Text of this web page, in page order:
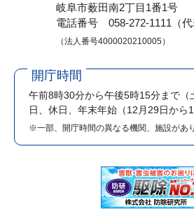
岐阜市薮田南2丁目1番1号
電話番号 058-272-1111（代
（法人番号4000020210005）
開庁時間
午前8時30分から午後5時15分まで
日、休日、年末年始（12月29日から1
※一部、開庁時間の異なる機関、施設があ